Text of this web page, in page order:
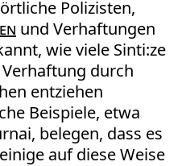
Polizisten,
und Verhaftungen
wie viele Sinti:ze
durch
entziehen
Beispiele, etwa
belegen, dass es
auf diese Weise